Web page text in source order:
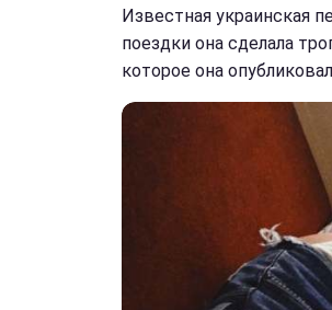
Известная украинская
поездки она сделала
которое она